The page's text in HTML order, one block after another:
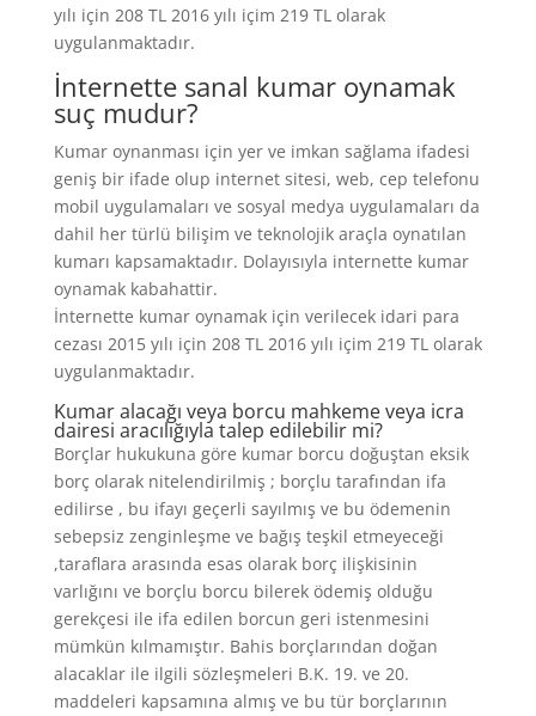
yılı için 208 TL 2016 yılı içim 219 TL olarak
uygulanmaktadır.
İnternette sanal kumar oynamak
suç mudur?
Kumar oynanması için yer ve imkan sağlama ifadesi
geniş bir ifade olup internet sitesi, web, cep telefonu
mobil uygulamaları ve sosyal medya uygulamaları da
dahil her türlü bilişim ve teknolojik araçla oynatılan
kumarı kapsamaktadır. Dolayısıyla internette kumar
oynamak kabahattir.
İnternette kumar oynamak için verilecek idari para
cezası 2015 yılı için 208 TL 2016 yılı içim 219 TL olarak
uygulanmaktadır.
Kumar alacağı veya borcu mahkeme veya icra
dairesi aracılığıyla talep edilebilir mi?
Borçlar hukukuna göre kumar borcu doğuştan eksik
borç olarak nitelendirilmiş ; borçlu tarafından ifa
edilirse , bu ifayı geçerli sayılmış ve bu ödemenin
sebepsiz zenginleşme ve bağış teşkil etmeyeceği
,taraflara arasında esas olarak borç ilişkisinin
varlığını ve borçlu borcu bilerek ödemiş olduğu
gerekçesi ile ifa edilen borcun geri istenmesini
mümkün kılmamıştır. Bahis borçlarından doğan
alacaklar ile ilgili sözleşmeleri B.K. 19. ve 20.
maddeleri kapsamına almış ve bu tür borçlarının